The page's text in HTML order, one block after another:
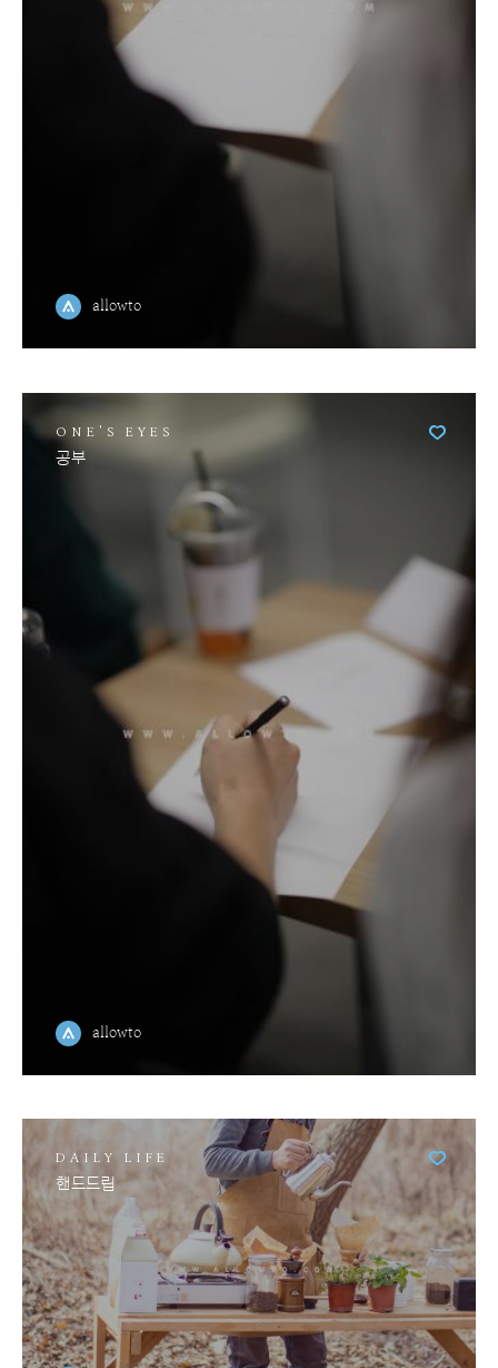
allowto
ONE'S EYES
공부
allowto
DAILY LIFE
핸드드립